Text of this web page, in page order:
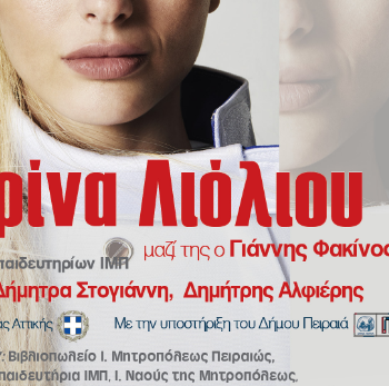
για την Εθνική Εορτή της 25ης Μαρτίου στον